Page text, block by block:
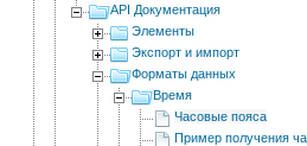
API Документация
Элементы
Экспорт и импорт
Форматы данных
Время
Часовые пояса
Пример получения